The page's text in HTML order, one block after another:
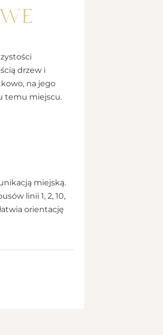
drzew i
na jego
temu miejscu.
miejską.
linii 1, 2, 10,
orientację